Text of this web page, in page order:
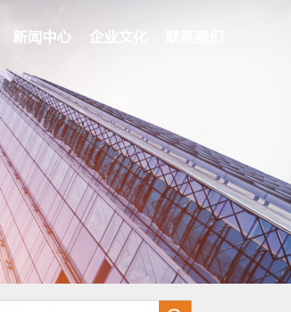
新闻中心 企业文化